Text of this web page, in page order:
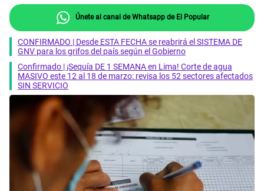
Únete al canal de Whatsapp de El Popular
CONFIRMADO | Desde ESTA FECHA se reabrirá el SISTEMA DE
GNV para los grifos del país según el Gobierno
Confirmado | ¡Sequía DE 1 SEMANA en Lima! Corte de agua
MASIVO este 12 al 18 de marzo: revisa los 52 sectores afectados
SIN SERVICIO